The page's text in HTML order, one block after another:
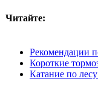
Читайте:
Рекомендации
Короткие
Катание по